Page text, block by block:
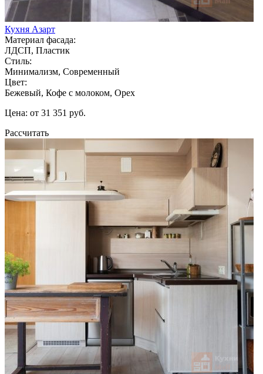
Кухня Азарт
Материал фасада:
ЛДСП, Пластик
Стиль:
Минимализм, Современный
Цвет:
Бежевый, Кофе с молоком, Орех
Цена: от 31 351 руб.
Рассчитать